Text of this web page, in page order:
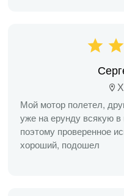
Мой мотор полетел,
уже на ерунду всякую
поэтому проверенное
хороший, подошел